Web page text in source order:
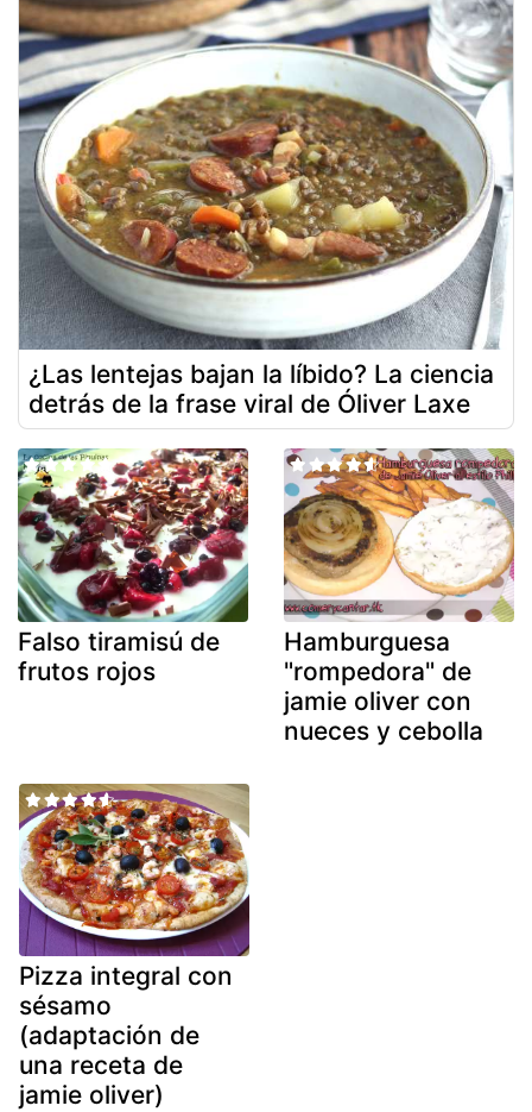
¿Las lentejas bajan la líbido? La ciencia
detrás de la frase viral de Óliver Laxe
Falso tiramisú de
frutos rojos
Hamburguesa
"rompedora" de
jamie oliver con
nueces y cebolla
Pizza integral con
sésamo
(adaptación de
una receta de
jamie oliver)